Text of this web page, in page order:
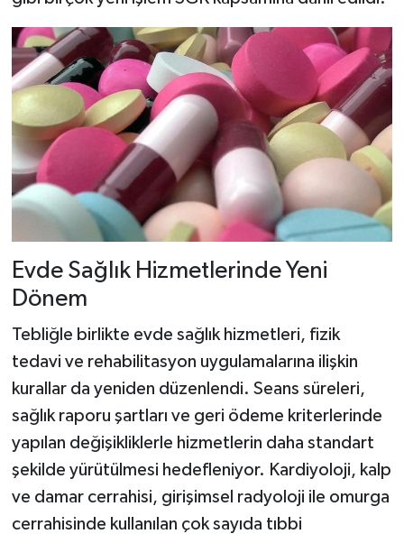
Evde Sağlık Hizmetlerinde Yeni
Dönem
Tebliğle birlikte evde sağlık hizmetleri, fizik
tedavi ve rehabilitasyon uygulamalarına ilişkin
kurallar da yeniden düzenlendi. Seans süreleri,
sağlık raporu şartları ve geri ödeme kriterlerinde
yapılan değişikliklerle hizmetlerin daha standart
şekilde yürütülmesi hedefleniyor. Kardiyoloji, kalp
ve damar cerrahisi, girişimsel radyoloji ile omurga
cerrahisinde kullanılan çok sayıda tıbbi